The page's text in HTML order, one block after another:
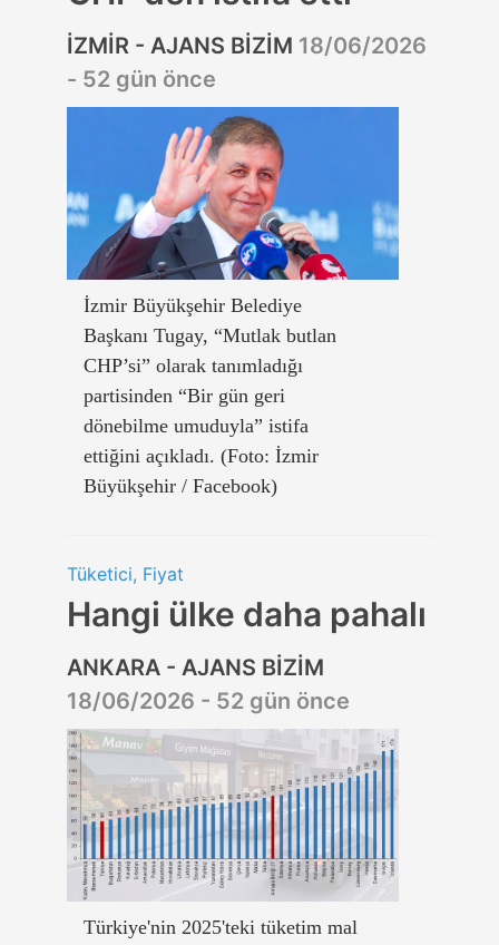
İZMİR - AJANS BİZİM 18/06/2026
- 52 gün önce
İzmir Büyükşehir Belediye
Başkanı Tugay, “Mutlak butlan
CHP’si” olarak tanımladığı
partisinden “Bir gün geri
dönebilme umuduyla” istifa
ettiğini açıkladı. (Foto: İzmir
Büyükşehir / Facebook)
Tüketici, Fiyat
Hangi ülke daha pahalı
ANKARA - AJANS BİZİM
18/06/2026 - 52 gün önce
Türkiye'nin 2025'teki tüketim mal